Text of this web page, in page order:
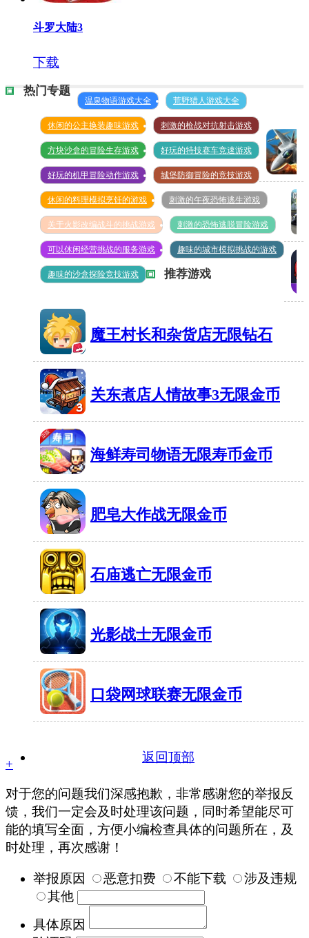
斗罗大陆3
下载
热门专题
温泉物语游戏大全 荒野猎人游戏大全
休闲的公主换装趣味游戏 刺激的枪战对抗射击游戏
方块沙盒的冒险生存游戏 好玩的特技赛车竞速游戏
好玩的机甲冒险动作游戏 城堡防御冒险的竞技游戏
休闲的料理模拟烹饪的游戏 刺激的午夜恐怖逃生游戏
关于火影改编战斗的挑战游戏 刺激的恐怖逃脱冒险游戏
可以休闲经营挑战的服务游戏 趣味的城市模拟挑战的游戏
趣味的沙盒探险竞技游戏 推荐游戏
空战
争锋
无限
钻石
315MB
真
实
手
限
搏
魔王村长和杂货店无限钻石
60MB 有1420人在玩
关东煮店人情故事3无限金币
70MB
海鲜寿司物语无限寿币金币
37MB
肥皂大作战无限金币
58MB
石庙逃亡无限金币
42MB 有1904人在玩
光影战士无限金币
49MB 有107人在玩
口袋网球联赛无限金币
返回顶部
+
对于您的问题我们深感抱歉，非常感谢您的举报反
馈，我们一定会及时处理该问题，同时希望能尽可
能的填写全面，方便小编检查具体的问题所在，及
时处理，再次感谢！
举报原因 恶意扣费 不能下载
涉及违规
其他
具体原因